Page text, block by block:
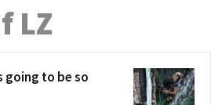
LZ
going to be so